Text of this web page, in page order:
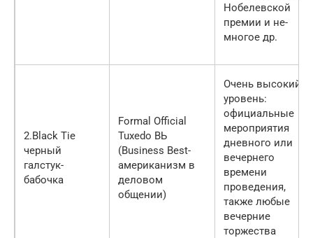
Нобелев­ской
премии и не­
многое др.
2.Black Tie
черный
галстук-
бабочка
Formal Official
Tuxedo ВЬ
(Business Best-
американизм в
деловом
общении)
Очень высокий
уровень:
официальные
мероприятия
дневного или
вечернего
времени
проведения,
также любые
вечерние
торжества